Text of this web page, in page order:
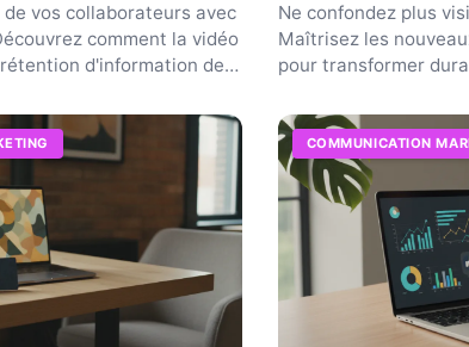
vos collaborateurs avec
comment la vidéo
d'information de
Ne confondez plus
Maîtrisez les
pour transformer
COMMUNICATION